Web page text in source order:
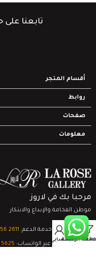
تابعنا على
أقسام المتجر
روابط
صفحات
معلومات
مرحبا بك في لاروز
موطن الفخامة والإبداع والابتكار
تواصل مع خدمة الدعم: 2611
الدعم الفني عبر الواتساب: 5625
قائمة الرغبات
0
السلةحسابي